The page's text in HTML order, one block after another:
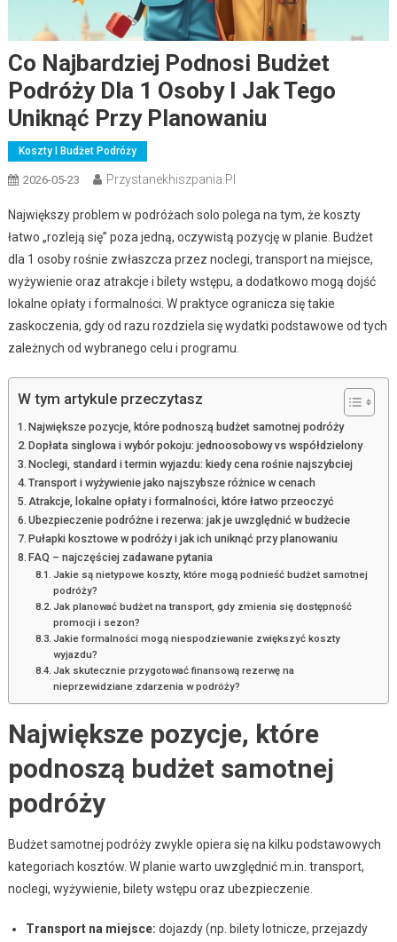
Co Najbardziej Podnosi Budżet
Podróży Dla 1 Osoby I Jak Tego
Uniknąć Przy Planowaniu
Koszty I Budżet Podróży
2026-05-23 Przystanekhiszpania.pl
Największy problem w podróżach solo polega na tym, że koszty
łatwo „rozleją się” poza jedną, oczywistą pozycję w planie. Budżet
dla 1 osoby rośnie zwłaszcza przez noclegi, transport na miejsce,
wyżywienie oraz atrakcje i bilety wstępu, a dodatkowo mogą dojść
lokalne opłaty i formalności. W praktyce ogranicza się takie
zaskoczenia, gdy od razu rozdziela się wydatki podstawowe od tych
zależnych od wybranego celu i programu.
W tym artykule przeczytasz
Największe pozycje, które podnoszą budżet samotnej podróży
Dopłata singlowa i wybór pokoju: jednoosobowy vs współdzielony
Noclegi, standard i termin wyjazdu: kiedy cena rośnie najszybciej
Transport i wyżywienie jako najszybsze różnice w cenach
Atrakcje, lokalne opłaty i formalności, które łatwo przeoczyć
Ubezpieczenie podróżne i rezerwa: jak je uwzględnić w budżecie
Pułapki kosztowe w podróży i jak ich uniknąć przy planowaniu
FAQ – najczęściej zadawane pytania
Jakie są nietypowe koszty, które mogą podnieść budżet samotnej
podróży?
Jak planować budżet na transport, gdy zmienia się dostępność
promocji i sezon?
Jakie formalności mogą niespodziewanie zwiększyć koszty
wyjazdu?
Jak skutecznie przygotować finansową rezerwę na
nieprzewidziane zdarzenia w podróży?
Największe pozycje, które
podnoszą budżet samotnej
podróży
Budżet samotnej podróży zwykle opiera się na kilku podstawowych
kategoriach kosztów. W planie warto uwzględnić m.in. transport,
noclegi, wyżywienie, bilety wstępu oraz ubezpieczenie.
Transport na miejsce: dojazdy (np. bilety lotnicze, przejazdy